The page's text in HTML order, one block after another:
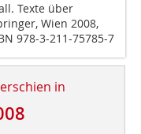
Texte über
Wien 2008,
978-3-211-75785-7
in